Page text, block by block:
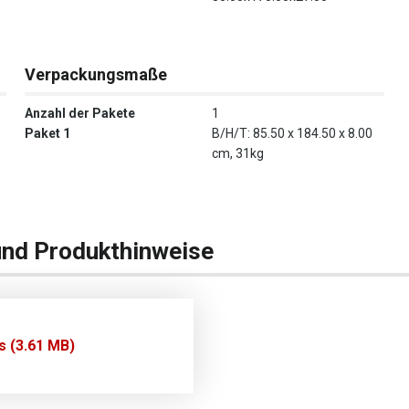
Verpackungsmaße
Anzahl der Pakete
1
Paket 1
B/H/T: 85.50 x 184.50 x 8.00
cm, 31kg
Produkthinweise
(3.61 MB)